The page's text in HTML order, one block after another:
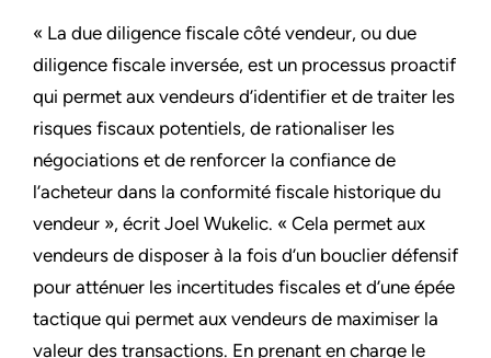
« La due diligence fiscale côté vendeur, ou due
diligence fiscale inversée, est un processus proactif
qui permet aux vendeurs d’identifier et de traiter les
risques fiscaux potentiels, de rationaliser les
négociations et de renforcer la confiance de
l’acheteur dans la conformité fiscale historique du
vendeur », écrit Joel Wukelic. « Cela permet aux
vendeurs de disposer à la fois d’un bouclier défensif
pour atténuer les incertitudes fiscales et d’une épée
tactique qui permet aux vendeurs de maximiser la
valeur des transactions. En prenant en charge le